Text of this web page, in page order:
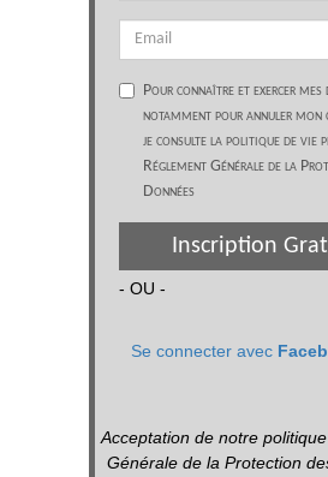
Pour connaître et exercer
notamment pour annuler mon
je consulte la politique de vie
Réglement Générale de la
Données
Inscription
- OU -
Se connecter avec
Acceptation de notre
Générale de la Protection